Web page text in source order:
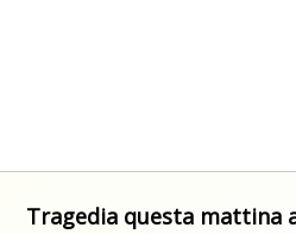
Tragedia questa mattina